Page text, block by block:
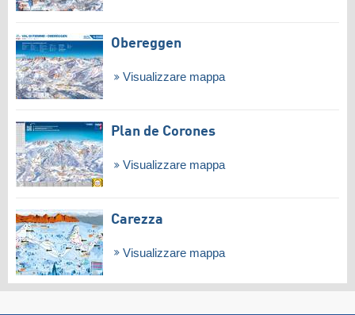
Obereggen
Visualizzare mappa
Plan de Corones
Visualizzare mappa
Carezza
Visualizzare mappa